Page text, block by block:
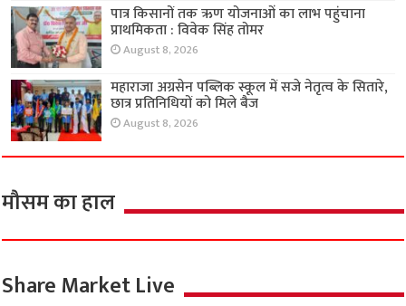
पात्र किसानों तक ऋण योजनाओं का लाभ पहुंचाना
प्राथमिकता : विवेक सिंह तोमर
August 8, 2026
महाराजा अग्रसेन पब्लिक स्कूल में सजे नेतृत्व के सितारे,
छात्र प्रतिनिधियों को मिले बैज
August 8, 2026
मौसम का हाल
Share Market Live